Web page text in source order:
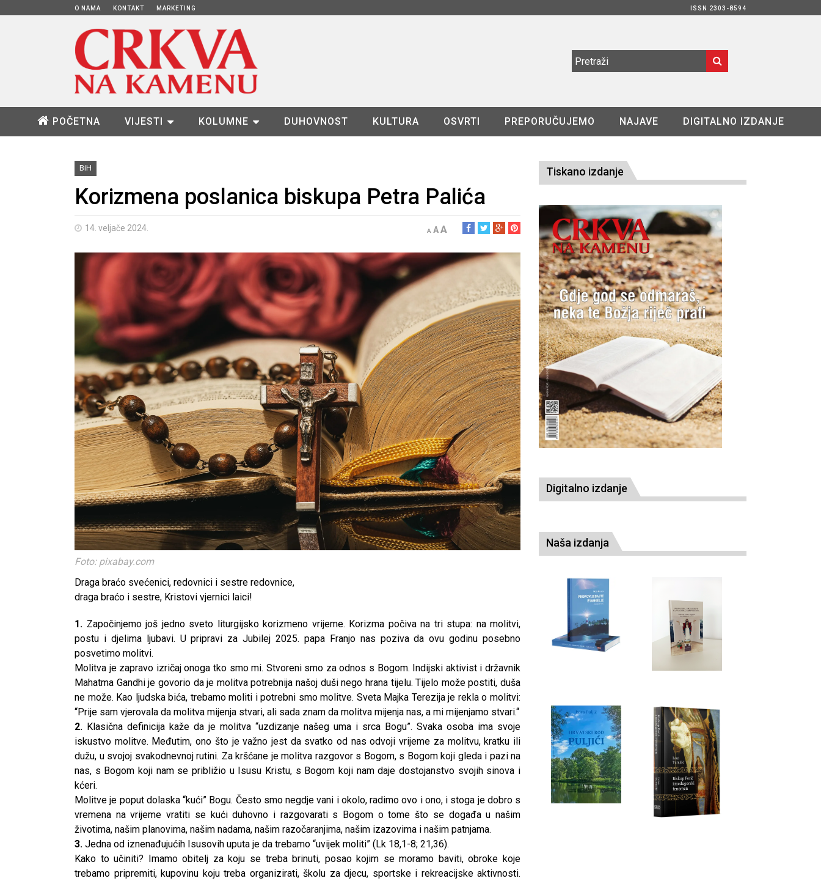
O NAMA KONTAKT MARKETING ISSN 2303-8594
POČETNA VIJESTI KOLUMNE DUHOVNOST KULTURA OSVRTI PREPORUČUJEMO NAJAVE DIGITALNO IZDANJE
BiH
Korizmena poslanica biskupa Petra Palića
14. veljače 2024. A AA
Foto: pixabay.com
Draga braćo svećenici, redovnici i sestre redovnice,
draga braćo i sestre, Kristovi vjernici laici!
1. Započinjemo još jedno sveto liturgijsko korizmeno vrijeme. Korizma počiva na tri stupa: na molitvi,
postu i djelima ljubavi. U pripravi za Jubilej 2025. papa Franjo nas poziva da ovu godinu posebno
posvetimo molitvi.
Molitva je zapravo izričaj onoga tko smo mi. Stvoreni smo za odnos s Bogom. Indijski aktivist i državnik
Mahatma Gandhi je govorio da je molitva potrebnija našoj duši nego hrana tijelu. Tijelo može postiti, duša
ne može. Kao ljudska bića, trebamo moliti i potrebni smo molitve. Sveta Majka Terezija je rekla o molitvi:
“Prije sam vjerovala da molitva mijenja stvari, ali sada znam da molitva mijenja nas, a mi mijenjamo stvari.“
2. Klasična definicija kaže da je molitva “uzdizanje našeg uma i srca Bogu”. Svaka osoba ima svoje
iskustvo molitve. Međutim, ono što je važno jest da svatko od nas odvoji vrijeme za molitvu, kratku ili
dužu, u svojoj svakodnevnoj rutini. Za kršćane je molitva razgovor s Bogom, s Bogom koji gleda i pazi na
nas, s Bogom koji nam se približio u Isusu Kristu, s Bogom koji nam daje dostojanstvo svojih sinova i
kćeri.
Molitve je poput dolaska “kući” Bogu. Često smo negdje vani i okolo, radimo ovo i ono, i stoga je dobro s
vremena na vrijeme vratiti se kući duhovno i razgovarati s Bogom o tome što se događa u našim
životima, našim planovima, našim nadama, našim razočaranjima, našim izazovima i našim patnjama.
3. Jedna od iznenađujućih Isusovih uputa je da trebamo “uvijek moliti” (Lk 18,1-8; 21,36).
Kako to učiniti? Imamo obitelj za koju se treba brinuti, posao kojim se moramo baviti, obroke koje
trebamo pripremiti, kupovinu koju treba organizirati, školu za djecu, sportske i rekreacijske aktivnosti.
Tiskano izdanje
Digitalno izdanje
Naša izdanja